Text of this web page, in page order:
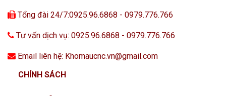
Tổng đài 24/7:0925.96.6868 - 0979.776.766
Tư vấn dịch vụ: 0925.96.6868 - 0979.776.766
Email liên hệ: Khomaucnc.vn@gmail.com
CHÍNH SÁCH